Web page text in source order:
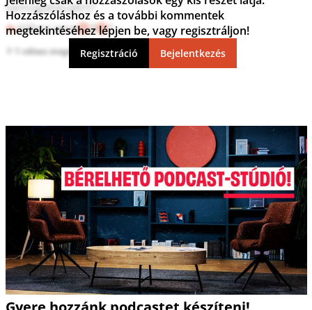
támogatásáért?
Válasz erre 2 1
1 válasz megtekintése
Hozzászóláshoz és a további kommentek
megtekintéséhez lépjen be, vagy regisztráljon!
Regisztráció Bejelentkezés